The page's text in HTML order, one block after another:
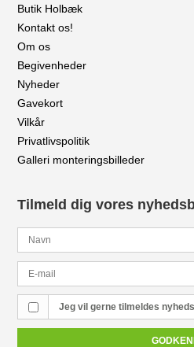
Butik Holbæk
Kontakt os!
Om os
Begivenheder
Nyheder
Gavekort
Vilkår
Privatlivspolitik
Galleri monteringsbilleder
Tilmeld dig vores
Jeg vil gerne tilmeldes